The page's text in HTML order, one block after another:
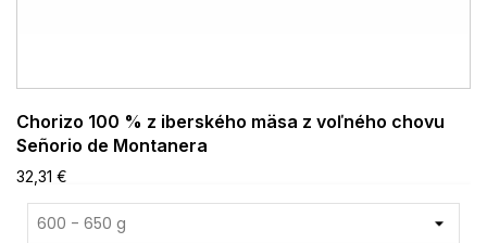
Chorizo 100 % z iberského mäsa z voľného chovu
Señorio de Montanera
32,31 €